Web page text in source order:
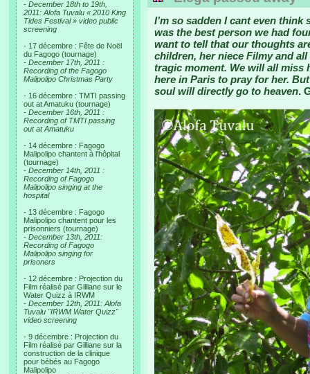
- December 18th to 19th,
2011: Alofa Tuvalu « 2010 King
Tides Festival » video public
screening
- 17 décembre : Fête de Noël
du Fagogo (tournage)
- December 17th, 2011 :
Recording of the Fagogo
Malipolipo Christmas Party
- 16 décembre : TMTI passing
out at Amatuku (tournage)
- December 16th, 2011 :
Recording of TMTI passing
out at Amatuku
- 14 décembre : Fagogo
Malipolipo chantent à l'hôpital
(tournage)
- December 14th, 2011 :
Recording of Fagogo
Malipolipo singing at the
hospital
- 13 décembre : Fagogo
Malipolipo chantent pour les
prisonniers (tournage)
- December 13th, 2011:
Recording of Fagogo
Malipolipo singing for
prisoners
- 12 décembre : Projection du
Film réalisé par Gilliane sur le
Water Quizz à IRWM
- December 12th, 2011: Alofa
Tuvalu "IRWM Water Quizz"
video screening
- 9 décembre : Projection du
Film réalisé par Gilliane sur la
construction de la clinique
pour bébés au Fagogo
Malipolipo
I’m so sadden I cant even think
was the best person we had
want to tell that our thoughts
children, her niece Filmy and
tragic moment. We will all miss
here in Paris to pray for her.
soul will directly go to heaven.